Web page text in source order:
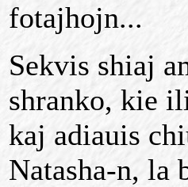
fotajhojn...
Sekvis shiaj
shranko, kie
kaj adiauis
Natasha-n, la